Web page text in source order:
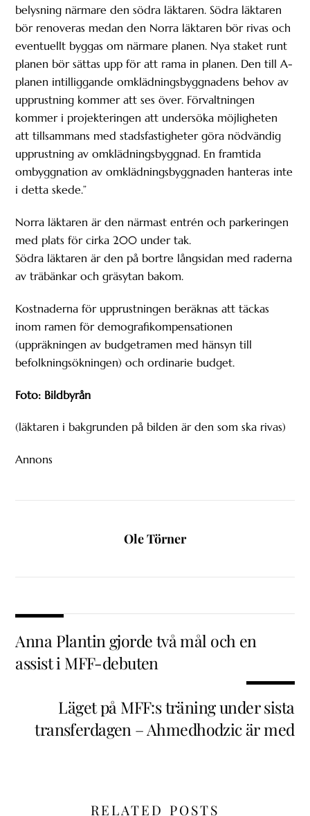
belysning närmare den södra läktaren. Södra läktaren
bör renoveras medan den Norra läktaren bör rivas och
eventuellt byggas om närmare planen. Nya staket runt
planen bör sättas upp för att rama in planen. Den till A-
planen intilliggande omklädningsbyggnadens behov av
upprustning kommer att ses över. Förvaltningen
kommer i projekteringen att undersöka möjligheten
att tillsammans med stadsfastigheter göra nödvändig
upprustning av omklädningsbyggnad. En framtida
ombyggnation av omklädningsbyggnaden hanteras inte
i detta skede.”
Norra läktaren är den närmast entrén och parkeringen
med plats för cirka 200 under tak.
Södra läktaren är den på bortre långsidan med raderna
av träbänkar och gräsytan bakom.
Kostnaderna för upprustningen beräknas att täckas
inom ramen för demografikompensationen
(uppräkningen av budgetramen med hänsyn till
befolkningsökningen) och ordinarie budget.
Foto: Bildbyrån
(läktaren i bakgrunden på bilden är den som ska rivas)
Annons
Ole Törner
Anna Plantin gjorde två mål och en
assist i MFF-debuten
Läget på MFF:s träning under sista
transferdagen – Ahmedhodzic är med
RELATED POSTS